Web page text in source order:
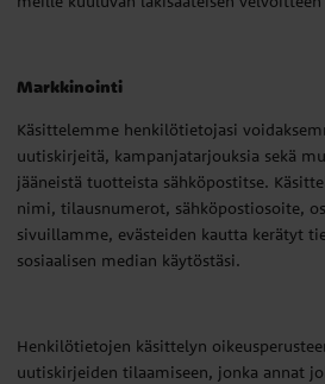
Markkinointi
Käsittelemme henkilötietojasi
uutiskirjeitä, kampanjatarjouksia sekä
jääneistä tuotteista sähköpostitse.
nimi, tilausnumerot, sähköpostiosoite,
sivuillamme, evästeiden kautta kerätyt
sosiaalisen median käytöstäsi.
Henkilötietojen käsittelyn
uutiskirjeiden tilaamiseen, jonka annat